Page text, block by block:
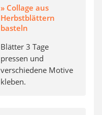
» Collage aus
Herbstblättern
basteln
Blätter 3 Tage
pressen und
verschiedene Motive
kleben.